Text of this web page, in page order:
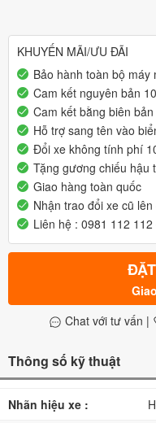
KHUYẾN MÃI/ƯU ĐÃI
Bảo hành toàn bộ máy
Cam kết nguyên bản
Cam kết bằng biên
Hỗ trợ sang tên vào
Đổi xe không tính phí
Tặng gương chiếu hậu
Giao hàng toàn quốc
Nhận trao đổi xe cũ lên
Liên hệ : 0981 112
Chat với tư vấn |
Thông số kỹ thuật
Nhãn hiệu xe :